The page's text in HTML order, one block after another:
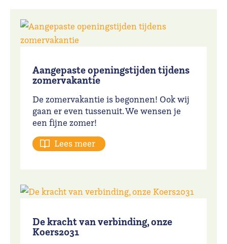
Aangepaste openingstijden tijdens
zomervakantie
De zomervakantie is begonnen! Ook wij
gaan er even tussenuit. We wensen je
een fijne zomer!
Lees meer
De kracht van verbinding, onze
Koers2031